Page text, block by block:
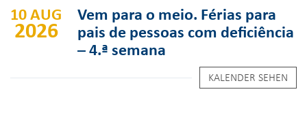
10 AUG
2026
Vem para o meio. Férias para
pais de pessoas com deficiência
– 4.ª semana
KALENDER SEHEN